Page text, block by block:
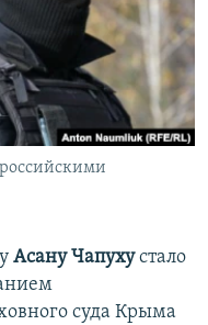
Асану Чапухустало
суда Крыма